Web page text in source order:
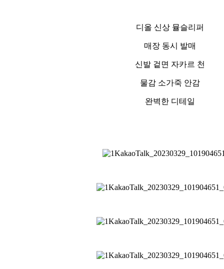
디올 신상 뮬슬리퍼
매장 동시 발매
신발 겉면 자카르 천
물감 소가죽 안감
완벽한 디테일